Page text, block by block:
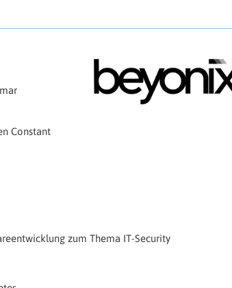
Constant
zum Thema IT-Security